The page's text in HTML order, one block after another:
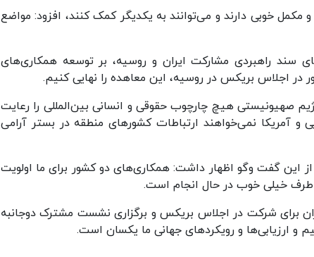
مکمل خوبی دارند و می‌توانند به یکدیگر کمک کنند، افزود: مواضع
سند راهبردی مشارکت ایران و روسیه، بر توسعه همکاری‌های
در اجلاس بریکس در روسیه، این معاهده را نهایی کنیم.
صهیونیستی هیچ‌ چارچوب حقوقی و انسانی بین‌المللی را رعایت
و آمریکا نمی‌خواهند ارتباطات کشورهای منطقه در بستر آرامی
این گفت وگو اظهار داشت: همکاری‌های دو ‌کشور برای ما اولویت
طرف خیلی خوب در حال انجام است.
برای شرکت در اجلاس بریکس و برگزاری نشست مشترک دوجانبه
ارزیابی‌ها و رویکردهای جهانی ما یکسان است.